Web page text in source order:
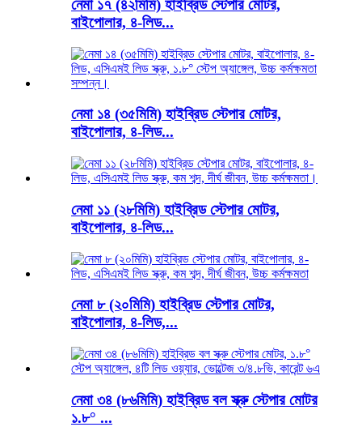
নেমা ১৭ (৪২মিমি) হাইব্রিড স্টেপার মোটর,
বাইপোলার, ৪-লিড...
নেমা ১৪ (৩৫মিমি) হাইব্রিড স্টেপার মোটর,
বাইপোলার, ৪-লিড...
নেমা ১১ (২৮মিমি) হাইব্রিড স্টেপার মোটর,
বাইপোলার, ৪-লিড...
নেমা ৮ (২০মিমি) হাইব্রিড স্টেপার মোটর,
বাইপোলার, ৪-লিড,...
নেমা ৩৪ (৮৬মিমি) হাইব্রিড বল স্ক্রু স্টেপার মোটর
১.৮° ...